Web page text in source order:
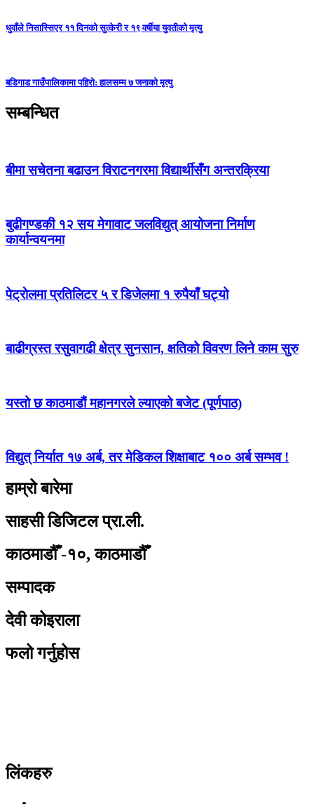
धुवाँले निसास्सिएर ११ दिनको सुत्केरी र १९ वर्षीया युवतीको मृत्यु
बडिगाड गाउँपालिकामा पहिरो: हालसम्म ७ जनाको मृत्यु
सम्बन्धित
बीमा सचेतना बढाउन विराटनगरमा विद्यार्थीसँग अन्तरक्रिया
बुढीगण्डकी १२ सय मेगावाट जलविद्युत् आयोजना निर्माण
कार्यान्वयनमा
पेट्राेलमा प्रतिलिटर ५ र डिजेलमा १ रुपैयाँ घट्यो
बाढीग्रस्त रसुवागढी क्षेत्र सुनसान, क्षतिको विवरण लिने काम सुरु
यस्तो छ काठमाडौं महानगरले ल्याएको बजेट (पूर्णपाठ)
विद्युत् निर्यात १७ अर्ब, तर मेडिकल शिक्षाबाट १०० अर्ब सम्भव !
हाम्रो बारेमा
साहसी डिजिटल प्रा.ली.
काठमाडौँ -१०, काठमाडौँ
सम्पादक
देवी कोइराला
फलो गर्नुहोस
लिंकहरु